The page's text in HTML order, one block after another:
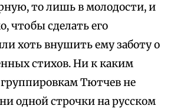
то лишь в молодости, и
чтобы сделать его
хоть внушить ему заботу о
стихов. Ни к каким
Тютчев не
одной строчки на русском